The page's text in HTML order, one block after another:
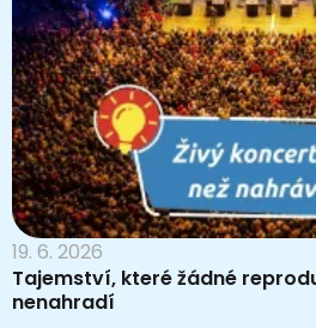
19. 6. 2026
Tajemství, které žádné
nenahradí